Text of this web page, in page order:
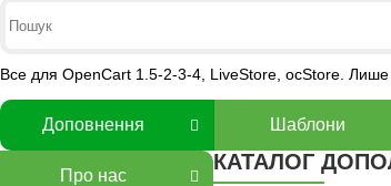
Все для OpenCart 1.5-2-3-4, LiveStore, ocStore. Лише
Доповнення Шаблони
Про нас
КАТАЛОГ